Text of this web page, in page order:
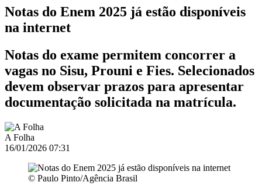
Notas do Enem 2025 já estão disponíveis
na internet
Notas do exame permitem concorrer a
vagas no Sisu, Prouni e Fies. Selecionados
devem observar prazos para apresentar
documentação solicitada na matrícula.
A Folha
16/01/2026 07:31
© Paulo Pinto/Agência Brasil